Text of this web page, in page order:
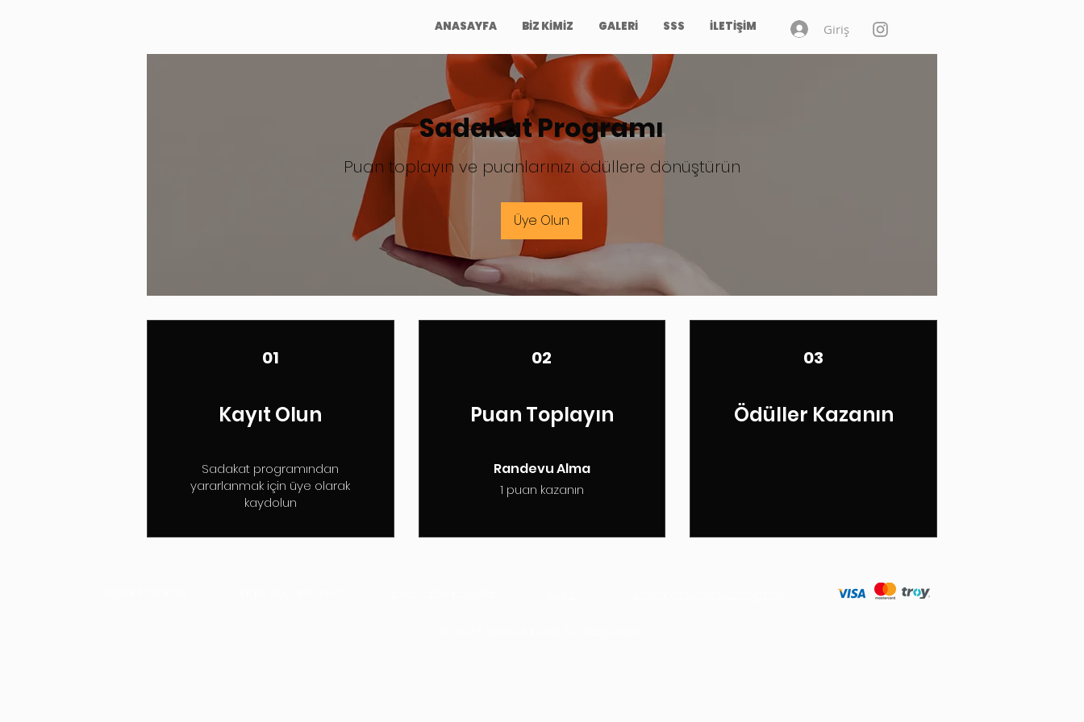
ANASAYFA BİZ KİMİZ GALERİ SSS İLETİŞİM Giriş
Sadakat Programı
Puan toplayın ve puanlarınızı ödüllere dönüştürün
Üye Olun
01
Kayıt Olun
Sadakat programından
yararlanmak için üye olarak
kaydolun
02
Puan Toplayın
Randevu Alma
1 puan kazanın
03
Ödüller Kazanın